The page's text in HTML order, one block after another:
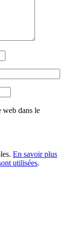
web dans le
En savoir plus
utilisées.